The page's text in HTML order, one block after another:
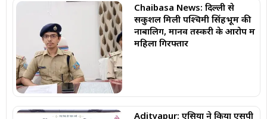
Chaibasa News: दिल्ली से
सकुशल मिली पश्चिमी सिंहभूम की
नाबालिग, मानव तस्करी के आरोप में
महिला गिरफ्तार
Adityapur: एसिया ने किया एसपी